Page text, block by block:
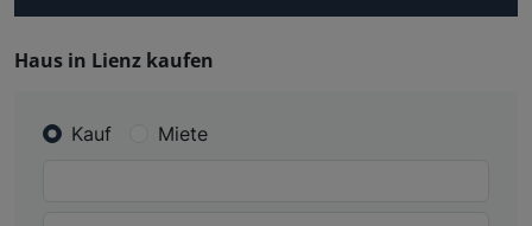
Haus in Lienz kaufen
Kauf Miete